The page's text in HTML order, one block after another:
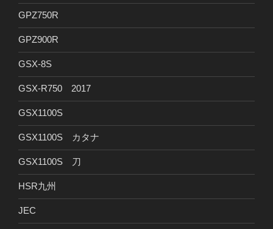
GPZ750R
GPZ900R
GSX-8S
GSX-R750 2017
GSX1100S
GSX1100S カタナ
GSX1100S 刀
HSR九州
JEC